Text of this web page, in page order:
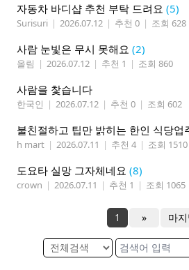
자동차 바디샵 추천 부탁 드려요 (5)
Surisuri | 2026.07.12 | 추천 0 | 조회 628
사람 눈빛은 무시 못해요 (2)
올림 | 2026.07.12 | 추천 1 | 조회 860
사람을 찿습니다
한국인 | 2026.07.12 | 추천 0 | 조회 602
불친절하고 팁만 밝히는 한인 식당업
h mart | 2026.07.11 | 추천 4 | 조회 1510
도요타 실망 그자체네요 (8)
crown | 2026.07.11 | 추천 1 | 조회 1065
1 » 마